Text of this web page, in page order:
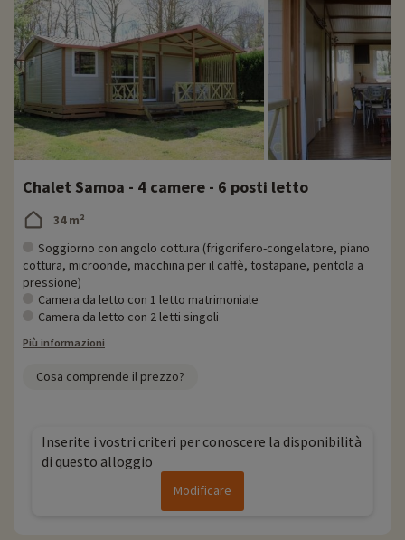
Chalet Samoa - 4 camere - 6 posti letto
34 m²
Soggiorno con angolo cottura (frigorifero-congelatore, piano
cottura, microonde, macchina per il caffè, tostapane, pentola a
pressione)
Camera da letto con 1 letto matrimoniale
Camera da letto con 2 letti singoli
Più informazioni
Cosa comprende il prezzo?
Inserite i vostri criteri per conoscere la disponibilità
di questo alloggio
Modificare